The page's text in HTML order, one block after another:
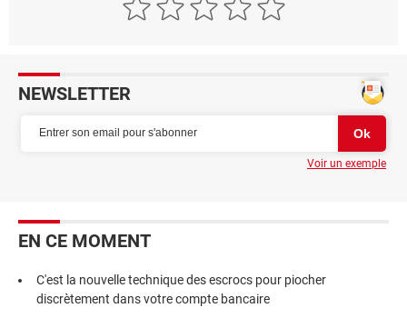
NEWSLETTER
Voir un exemple
EN CE MOMENT
C'est la nouvelle technique des escrocs pour piocher
discrètement dans votre compte bancaire